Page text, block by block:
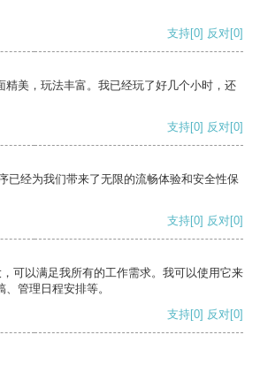
支持[0] 反对[0]
精美，玩法丰富。我已经玩了好几个小时，还
支持[0] 反对[0]
已经为我们带来了无限的流畅体验和安全性保
支持[0] 反对[0]
可以满足我所有的工作需求。我可以使用它来
管理日程安排等。
支持[0] 反对[0]